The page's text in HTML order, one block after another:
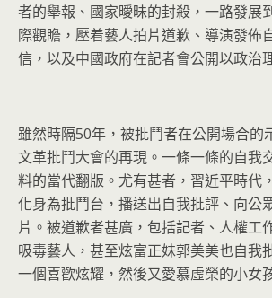
者的舉報、國家曖昧的封殺，一路發展
際觀瞻，壓着藝人拍片道歉、導演發佈
信，以及中國政府在記者會公開以政治
雖然時隔50年，被批鬥者在公開場合的
文革批鬥大會的再現。一條一條的自我
料的當代翻版。尤有甚者，習近平時代
化身為批鬥台，播送出自我批評、向公
片。被道歉者甚廣，包括記者、人權工
吸毒藝人，甚至炫富正妹郭美美也自我
一個喜歡炫耀，然後又愛慕虛榮的小女